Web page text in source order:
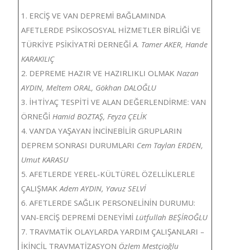
1. ERCİŞ VE VAN DEPREMİ BAĞLAMINDA
AFETLERDE PSİKOSOSYAL HİZMETLER BİRLİĞİ VE
TÜRKİYE PSİKİYATRİ DERNEĞİ A. Tamer AKER, Hande
KARAKILIÇ
2. DEPREME HAZIR VE HAZIRLIKLI OLMAK Nazan
AYDIN, Meltem ORAL, Gökhan DALOĞLU
3. İHTİYAÇ TESPİTİ VE ALAN DEĞERLENDİRME: VAN
ÖRNEĞİ Hamid BOZTAŞ, Feyza ÇELİK
4. VAN’DA YAŞAYAN İNCİNEBİLİR GRUPLARIN
DEPREM SONRASI DURUMLARI Cem Taylan ERDEN,
Umut KARASU
5. AFETLERDE YEREL-KÜLTÜREL ÖZELLİKLERLE
ÇALIŞMAK Adem AYDIN, Yavuz SELVİ
6. AFETLERDE SAĞLIK PERSONELİNİN DURUMU:
VAN-ERCİŞ DEPREMİ DENEYİMİ Lütfullah BEŞİROĞLU
7. TRAVMATİK OLAYLARDA YARDIM ÇALIŞANLARI –
İKİNCİL TRAVMATİZASYON Özlem Mestçioğlu